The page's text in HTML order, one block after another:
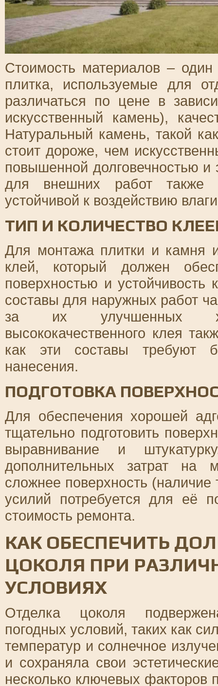
Стоимость материалов –
плитка, используемые для
различаться по цене в
искусственный камень),
Натуральный камень, такой
стоит дороже, чем
повышенной долговечностью и
для внешних работ также
устойчивой к воздействию
ТИП И КОЛИЧЕСТВО
Для монтажа плитки и камня
клей, который должен
поверхностью и
составы для наружных работ
за их улучшенных
высококачественного клея
как эти составы требуют
нанесения.
ПОДГОТОВКА
Для обеспечения хорошей
тщательно подготовить
выравнивание и
дополнительных затрат на
сложнее поверхность
усилий потребуется для её
стоимость ремонта.
КАК ОБЕСПЕЧИТЬ
ЦОКОЛЯ ПРИ
УСЛОВИЯХ
Отделка цоколя
погодных условий, таких как
температур и солнечное
и сохраняла свои
несколько ключевых